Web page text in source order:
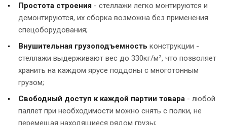
Простота строения - стеллажи легко монтируются и
демонтируются, их сборка возможна без применения
спецоборудования;
Внушительная грузоподъемность конструкции -
стеллажи выдерживают вес до 330кг/м², что позволяет
хранить на каждом ярусе поддоны с многотонным
грузом;
Свободный доступ к каждой партии товара - любой
паллет при необходимости можно снять с полки, не
перемещая находящиеся рядом грузы;